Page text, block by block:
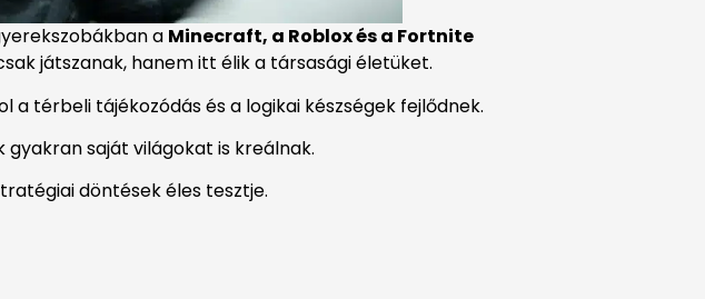
a Minecraft, a Roblox és a Fortnite
játszanak, hanem itt élik a társasági életüket.
térbeli tájékozódás és a logikai készségek fejlődnek.
gyakran saját világokat is kreálnak.
döntések éles tesztje.